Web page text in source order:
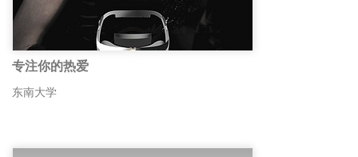
专注你的热爱
东南大学